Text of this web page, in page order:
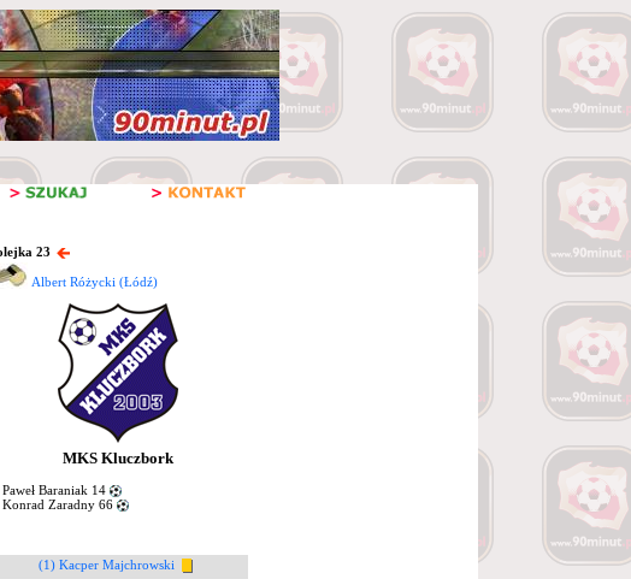
23
Albert Różycki (Łódź)
MKS Kluczbork
Baraniak 14
Zaradny 66
(1) Kacper Majchrowski